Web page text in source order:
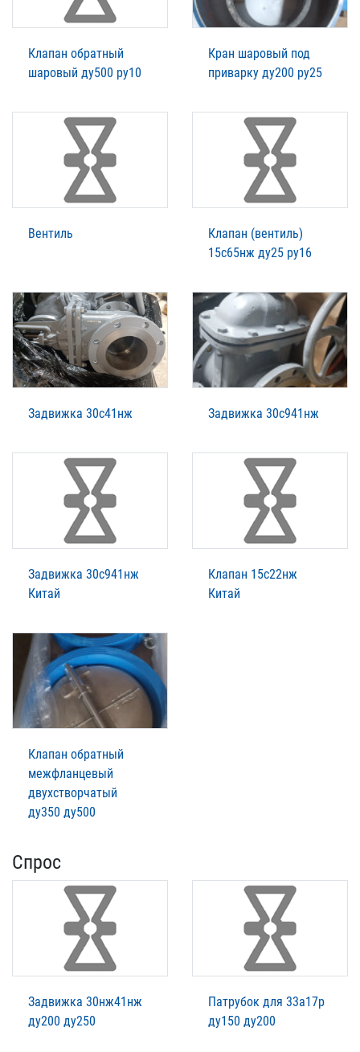
Клапан обратный
шаровый ду500 ру10
Кран шаровый под
приварку ду200 ру25
Вентиль
Клапан (вентиль)
15с65нж ду25 ру16
Задвижка 30с41нж Задвижка 30с941нж
Задвижка 30с941нж
Китай
Клапан 15с22нж
Китай
Клапан обратный
межфланцевый
двухстворчатый
ду350 ду500
Спрос
Задвижка 30нж41нж
ду200 ду250
Патрубок для 33а17р
ду150 ду200